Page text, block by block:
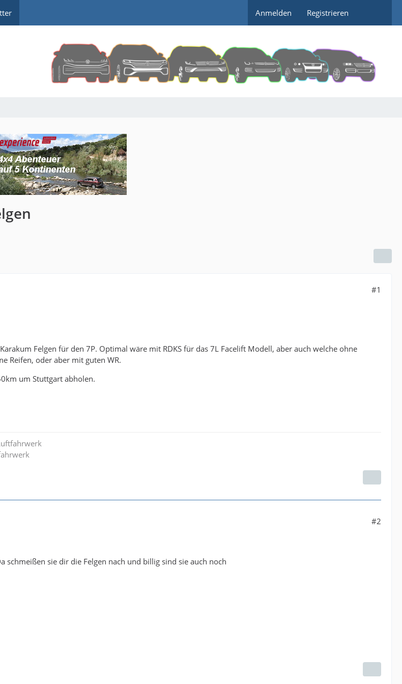
Anmelden Registrieren
#1
Felgen für den 7P. Optimal wäre mit RDKS für das 7L Facelift Modell, aber auch welche ohne
Reifen, oder aber mit guten WR.
um Stuttgart abholen.
#2
schmeißen sie dir die Felgen nach und billig sind sie auch noch